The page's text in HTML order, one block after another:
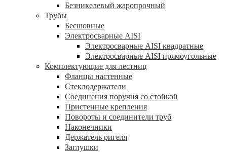
Безникелевый жаропрочный
Трубы
Бесшовные
Электросварные AISI
Электросварные AISI квадратные
Электросварные AISI прямоугольные
Комплектующие для лестниц
Фланцы настенные
Стеклодержатели
Соединения поручня со стойкой
Пристенные крепления
Повороты и соединители труб
Наконечники
Держатель ригеля
Заглушки